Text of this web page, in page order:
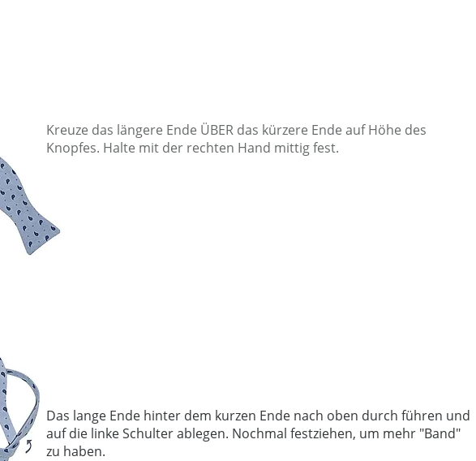
Kreuze das längere Ende ÜBER das kürzere Ende auf Höhe des
Knopfes. Halte mit der rechten Hand mittig fest.
Das lange Ende hinter dem kurzen Ende nach oben durch führen und
auf die linke Schulter ablegen. Nochmal festziehen, um mehr "Band"
zu haben.